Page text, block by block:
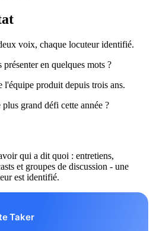
voix, chaque locuteur identifié.
en quelques mots ?
l'équipe produit depuis trois ans.
grand défi cette année ?
qui a dit quoi : entretiens,
et groupes de discussion - une
est identifié.
Taker